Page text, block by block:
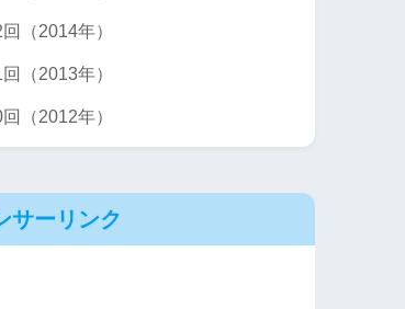
（2014年）
（2013年）
（2012年）
サーリンク